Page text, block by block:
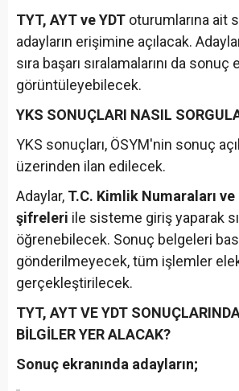
TYT, AYT ve YDT oturumlarına ait
adayların erişimine açılacak.
sıra başarı sıralamalarını da
görüntüleyebilecek.
YKS SONUÇLARI NASIL
YKS sonuçları, ÖSYM'nin sonuç
üzerinden ilan edilecek.
Adaylar, T.C. Kimlik Numaraları
şifreleri ile sisteme giriş yaparak
öğrenebilecek. Sonuç belgeleri
gönderilmeyecek, tüm işlemler
gerçekleştirilecek.
TYT, AYT VE YDT
BİLGİLER YER ALACAK?
Sonuç ekranında adayların;